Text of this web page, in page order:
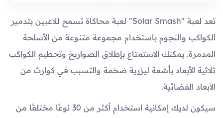
تعد لعبة "Solar Smash" لعبة محاكاة تسمح للاعبين بتدمير
الكواكب والنجوم باستخدام مجموعة متنوعة من الأسلحة
المدمرة. يمكنك الاستمتاع بإطلاق الصواريخ وتحطيم الكواكب
ثلاثية الأبعاد بأشعة ليزرية ضخمة والتسبب في كوارث من
الأبعاد الفضائية.
سيكون لديك إمكانية استخدام أكثر من 30 نوعًا مختلفًا من